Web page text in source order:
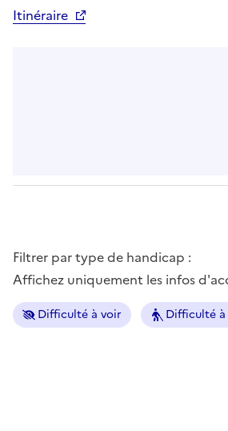
Itinéraire
Filtrer par type de handicap :
Affichez uniquement les infos
Difficulté à voir Difficulté